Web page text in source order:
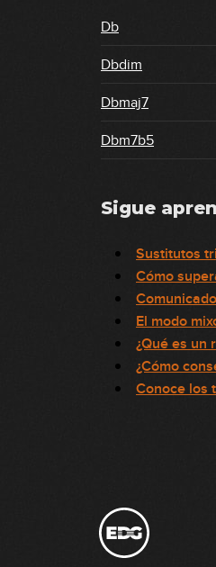
Db
Dbdim
Dbmaj7
Dbm7b5
Sigue
Sustitutos
Cómo
El modo
¿Qué es un
¿Cómo
Conoce los